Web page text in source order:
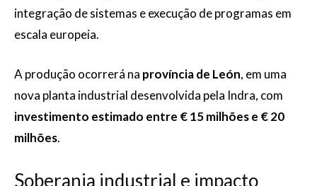
integração de sistemas e execução de programas em
escala europeia.
A produção ocorrerá na província de León, em uma
nova planta industrial desenvolvida pela Indra, com
investimento estimado entre € 15 milhões e € 20
milhões.
Soberania industrial e impacto